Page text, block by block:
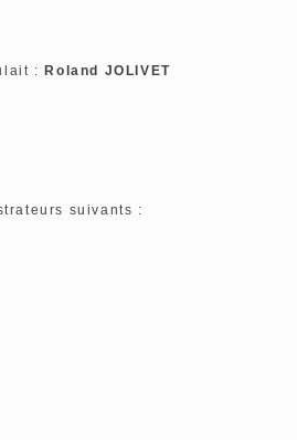
: Roland JOLIVET
suivants :